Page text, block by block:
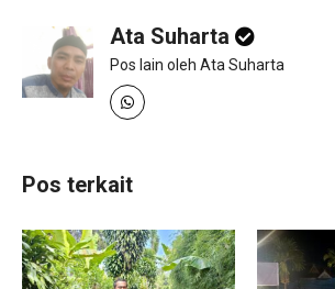
Ata Suharta
Pos lain oleh Ata Suharta
Pos terkait